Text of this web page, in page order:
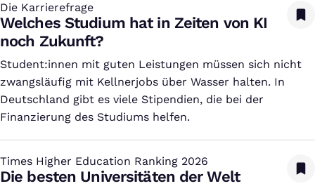
Die Karrierefrage
:
Welches Studium hat in Zeiten von KI
noch Zukunft?
Student:innen mit guten Leistungen müssen sich nicht
zwangsläufig mit Kellnerjobs über Wasser halten. In
Deutschland gibt es viele Stipendien, die bei der
Finanzierung des Studiums helfen.
Times Higher Education Ranking 2026
:
Die besten Universitäten der Welt